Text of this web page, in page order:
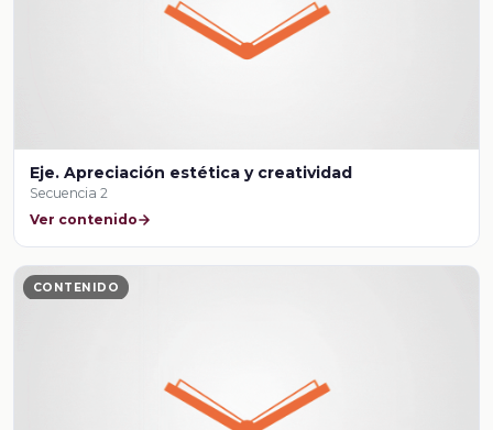
Eje. Apreciación estética y creatividad
Secuencia 2
Ver contenido
CONTENIDO